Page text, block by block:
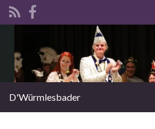
Search for:
D'Würmlesbader